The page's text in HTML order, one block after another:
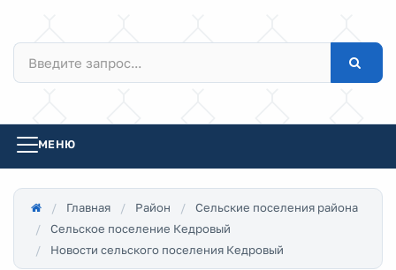
МЕНЮ
Главная Район
Сельские поселения района
Сельское поселение Кедровый
Новости сельского поселения Кедровый